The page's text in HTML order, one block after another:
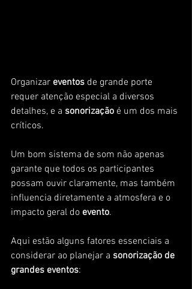
Organizar eventos de grande porte
requer atenção especial a diversos
detalhes, e a sonorização é um dos mais
críticos.
Um bom sistema de som não apenas
garante que todos os participantes
possam ouvir claramente, mas também
influencia diretamente a atmosfera e o
impacto geral do evento.
Aqui estão alguns fatores essenciais a
considerar ao planejar a sonorização de
grandes eventos: